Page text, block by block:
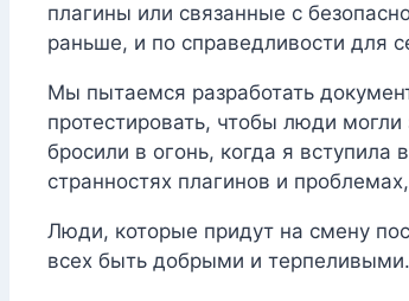
плагины или связанные с
раньше, и по справедливости для
Мы пытаемся разработать
протестировать, чтобы люди
бросили в огонь, когда я
странностях плагинов и
Люди, которые придут на смену
всех быть добрыми и терпеливыми.